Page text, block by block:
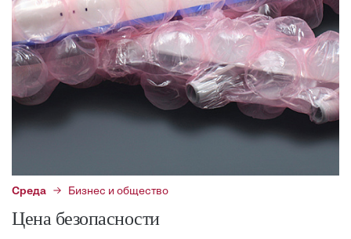
Среда Бизнес и общество
Цена безопасности